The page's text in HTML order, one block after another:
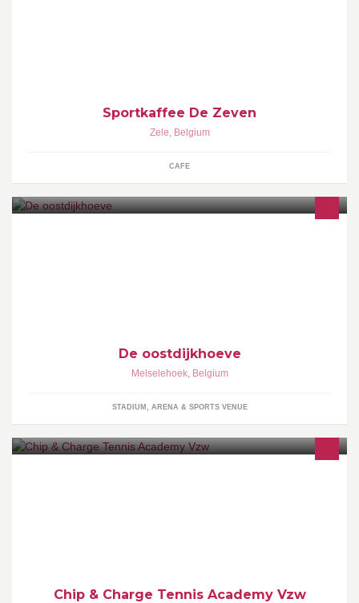
Sportkaffee De Zeven
Zele, Belgium
CAFE
De oostdijkhoeve
Melselehoek, Belgium
STADIUM, ARENA & SPORTS VENUE
Chip & Charge Tennis Academy Vzw